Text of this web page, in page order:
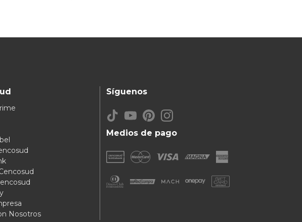
Nosotros
Medios de pago
Síguenos